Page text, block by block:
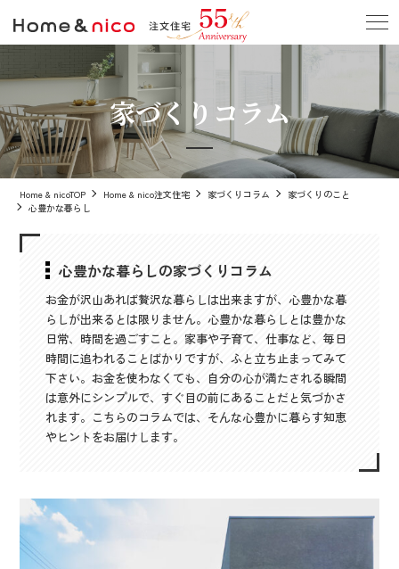
家づくりコラム
Home & nicoTOP Home & nico注文住宅 家づくりコラム
家づくりのこと
心豊かな暮らし
心豊かな暮らしの家づくりコラム
お金が沢山あれば贅沢な暮らしは出来ますが、心豊かな暮
らしが出来るとは限りません。心豊かな暮らしとは豊かな
日常、時間を過ごすこと。家事や子育て、仕事など、毎日
時間に追われることばかりですが、ふと立ち止まってみて
下さい。お金を使わなくても、自分の心が満たされる瞬間
は意外にシンプルで、すぐ目の前にあることだと気づかさ
れます。こちらのコラムでは、そんな心豊かに暮らす知恵
やヒントをお届けします。